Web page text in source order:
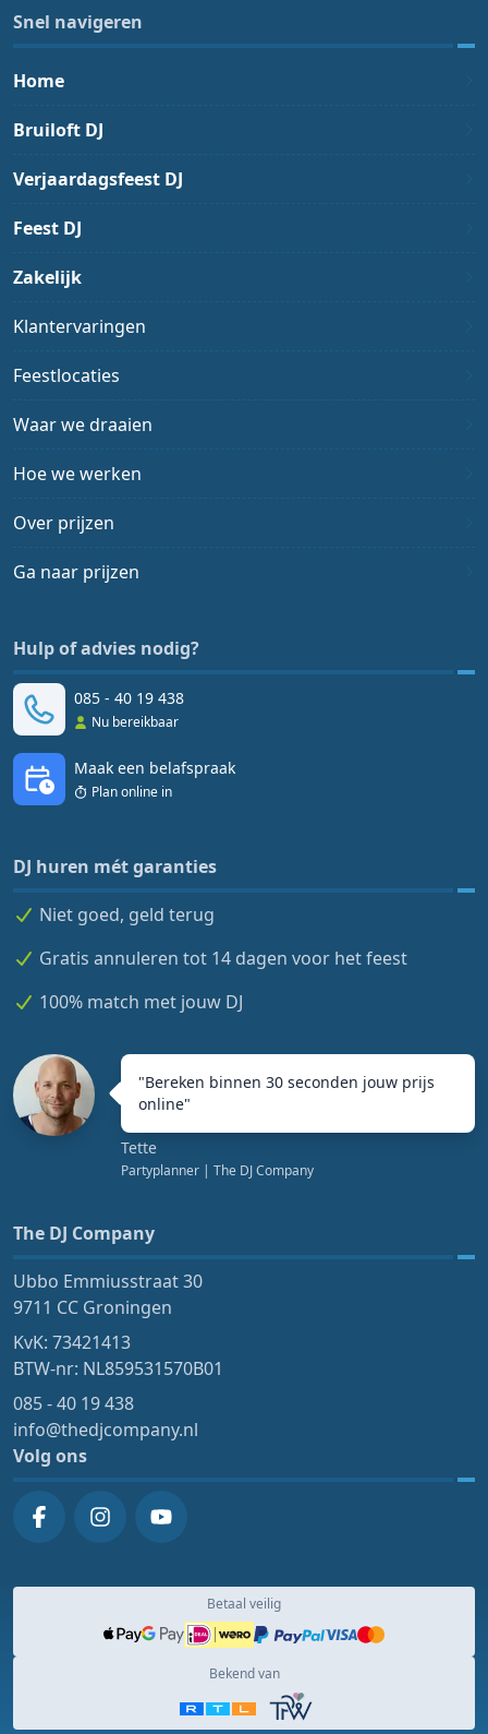
Snel navigeren
Home
Bruiloft DJ
Verjaardagsfeest DJ
Feest DJ
Zakelijk
Klantervaringen
Feestlocaties
Waar we draaien
Hoe we werken
Over prijzen
Ga naar prijzen
Hulp of advies nodig?
085 - 40 19 438
Nu bereikbaar
Maak een belafspraak
Plan online in
DJ huren mét garanties
Niet goed, geld terug
Gratis annuleren tot 14 dagen voor het feest
100% match met jouw DJ
"Bereken binnen 30 seconden jouw prijs
online"
Tette
Partyplanner | The DJ Company
The DJ Company
Ubbo Emmiusstraat 30
9711 CC Groningen
KvK: 73421413
BTW-nr: NL859531570B01
085 - 40 19 438
info@thedjcompany.nl
Volg ons
Betaal veilig
Bekend van